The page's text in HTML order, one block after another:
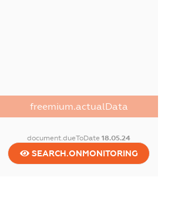
freemium.actualData
document.dueToDate18.05.24
SEARCH.ONMONITORING